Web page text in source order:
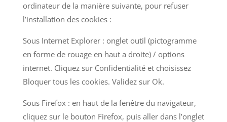
ordinateur de la manière suivante, pour refuser
l’installation des cookies :
Sous Internet Explorer : onglet outil (pictogramme
en forme de rouage en haut a droite) / options
internet. Cliquez sur Confidentialité et choisissez
Bloquer tous les cookies. Validez sur Ok.
Sous Firefox : en haut de la fenêtre du navigateur,
cliquez sur le bouton Firefox, puis aller dans l’onglet